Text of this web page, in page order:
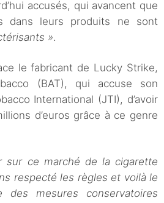
accusés, qui avancent que
dans leurs produits ne sont
».
le fabricant de Lucky Strike,
(BAT), qui accuse son
International (JTI), d’avoir
d’euros grâce à ce genre
sur ce marché de la cigarette
respecté les règles et voilà le
mesures conservatoires